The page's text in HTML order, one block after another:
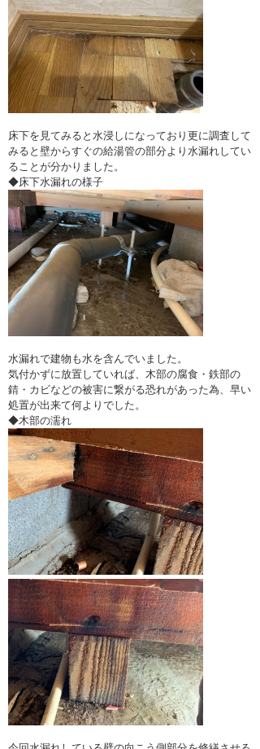
床下を見てみると水浸しになっており更に調査して
みると壁からすぐの給湯管の部分より水漏れしてい
ることが分かりました。
◆床下水漏れの様子
水漏れで建物も水を含んでいました。
気付かずに放置していれば、木部の腐食・鉄部の
錆・カビなどの被害に繋がる恐れがあった為、早い
処置が出来て何よりでした。
◆木部の濡れ